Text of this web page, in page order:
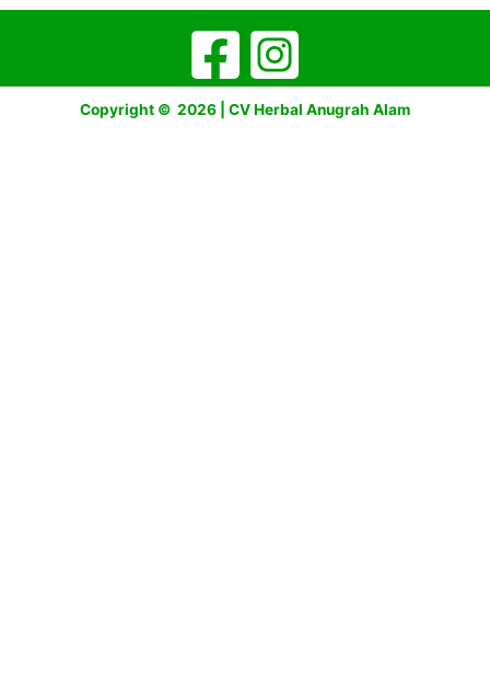
Copyright © 2026 | CV Herbal Anugrah Alam